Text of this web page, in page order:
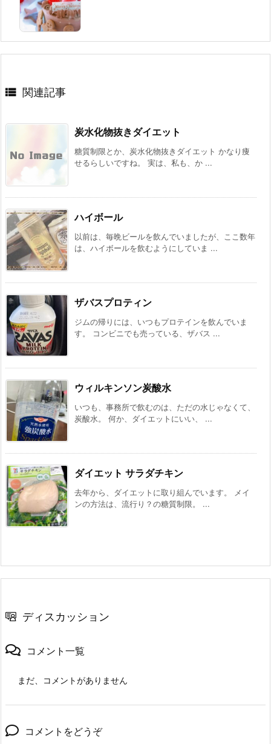
 関連記事
炭水化物抜きダイエット
糖質制限とか、炭水化物抜きダイエット かなり痩
せるらしいですね。 実は、私も、か ...
ハイボール
以前は、毎晩ビールを飲んでいましたが、ここ数年
は、ハイボールを飲むようにしていま ...
ザバスプロティン
ジムの帰りには、いつもプロテインを飲んでいま
す。 コンビニでも売っている、ザバス ...
ウィルキンソン炭酸水
いつも、事務所で飲むのは、ただの水じゃなくて、
炭酸水。 何か、ダイエットにいい、 ...
ダイエット サラダチキン
去年から、ダイエットに取り組んでいます。 メイ
ンの方法は、流行り？の糖質制限。 ...
ディスカッション
コメント一覧
まだ、コメントがありません
コメントをどうぞ